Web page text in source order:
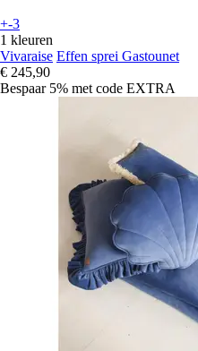
+-3
1 kleuren
Vivaraise Effen sprei Gastounet
€ 245,90
Bespaar 5% met code EXTRA